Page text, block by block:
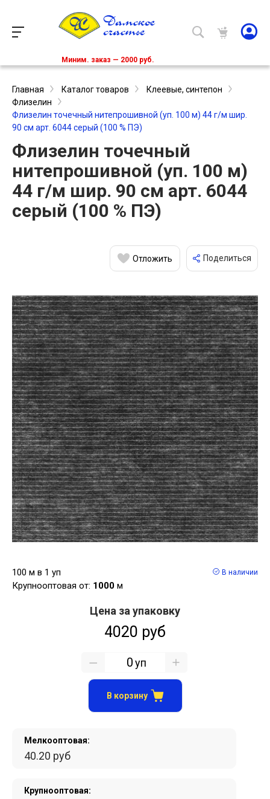
Миним. заказ — 2000 руб.
Главная Каталог товаров
Клеевые, синтепон
Флизелин
Флизелин точечный нитепрошивной (уп. 100 м) 44 г/м шир.
90 см арт. 6044 серый (100 % ПЭ)
Флизелин точечный
нитепрошивной (уп. 100 м)
44 г/м шир. 90 см арт. 6044
серый (100 % ПЭ)
Отложить Поделиться
100 м в 1 уп
Крупнооптовая от: 1000 м
В наличии
Мелкооптовая:
40.20 руб
Крупнооптовая:
Цена за упаковку
4020 руб
уп
В корзину